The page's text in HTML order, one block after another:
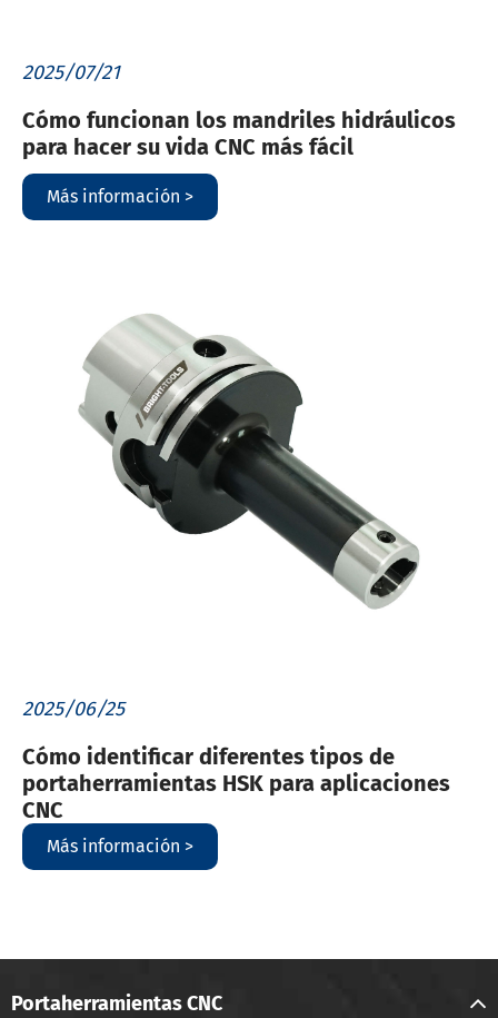
2025/07/21
Cómo funcionan los mandriles hidráulicos
para hacer su vida CNC más fácil
Más información >
2025/06/25
Cómo identificar diferentes tipos de
portaherramientas HSK para aplicaciones
CNC
Más información >
Portaherramientas CNC